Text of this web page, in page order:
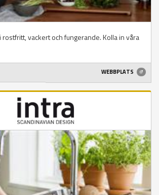
rostfritt, vackert och fungerande. Kolla in våra
WEBBPLATS